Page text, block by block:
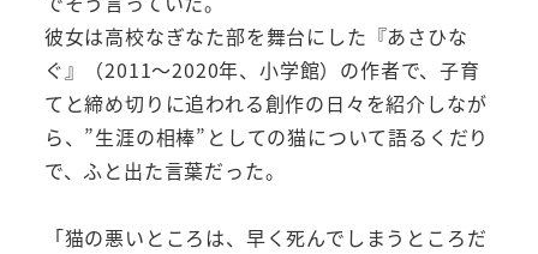
彼女は高校なぎなた部を舞台にした『あさひな
ぐ』（2011～2020年、小学館）の作者で、子育
てと締め切りに追われる創作の日々を紹介しなが
ら、”生涯の相棒”としての猫について語るくだり
で、ふと出た言葉だった。
「猫の悪いところは、早く死んでしまうところだ